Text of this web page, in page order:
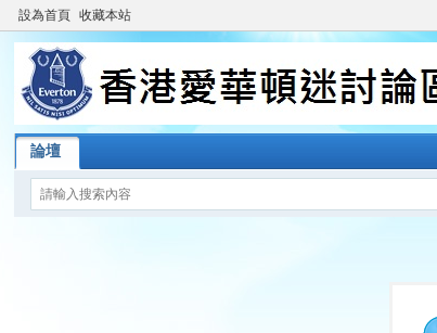
設為首頁 收藏本站
論壇